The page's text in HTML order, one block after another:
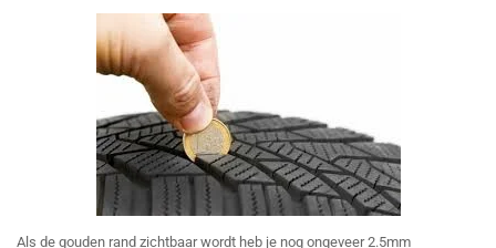
Als de gouden rand zichtbaar wordt heb je nog ongeveer 2.5mm